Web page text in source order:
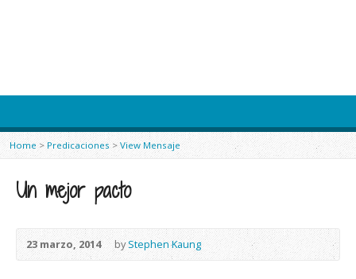
Home > Predicaciones > View Mensaje
Un mejor pacto
23 marzo, 2014 byStephen Kaung